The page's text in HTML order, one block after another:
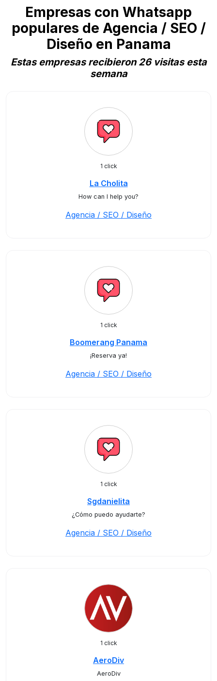
Empresas con Whatsapp
populares de Agencia / SEO /
Diseño en Panama
Estas empresas recibieron 26 visitas esta
semana
1 click
La Cholita
How can I help you?
Agencia / SEO / Diseño
1 click
Boomerang Panama
¡Reserva ya!
Agencia / SEO / Diseño
1 click
Sgdanielita
¿Cómo puedo ayudarte?
Agencia / SEO / Diseño
1 click
AeroDiv
AeroDiv